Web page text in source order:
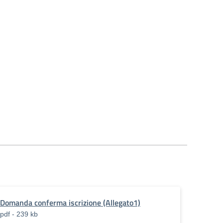
Domanda conferma iscrizione (Allegato1)
pdf - 239 kb